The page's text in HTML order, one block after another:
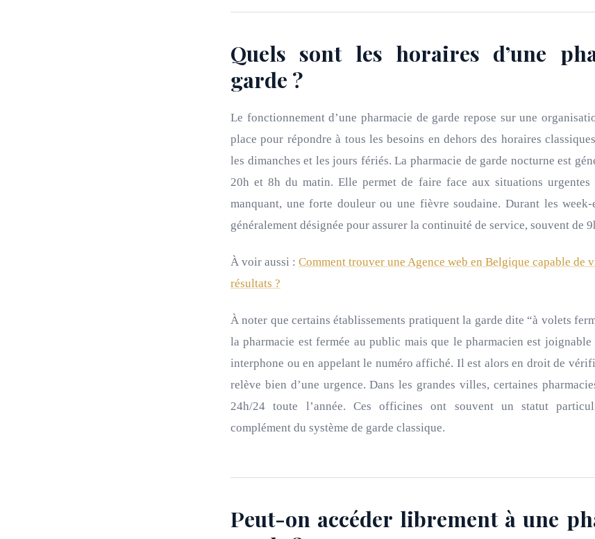
Quels sont les horaires d’une
garde ?
Le fonctionnement d’une pharmacie de garde repose sur une
place pour répondre à tous les besoins en dehors des horaires
les dimanches et les jours fériés. La pharmacie de garde nocturne est
20h et 8h du matin. Elle permet de faire face aux situations urgentes
manquant, une forte douleur ou une fièvre soudaine. Durant les
généralement désignée pour assurer la continuité de service, souvent de
À voir aussi : Comment trouver une Agence web en Belgique capable de
résultats ?
À noter que certains établissements pratiquent la garde dite “à volets
la pharmacie est fermée au public mais que le pharmacien est
interphone ou en appelant le numéro affiché. Il est alors en droit de
relève bien d’une urgence. Dans les grandes villes, certaines
24h/24 toute l’année. Ces officines ont souvent un statut
complément du système de garde classique.
Peut-on accéder librement à une